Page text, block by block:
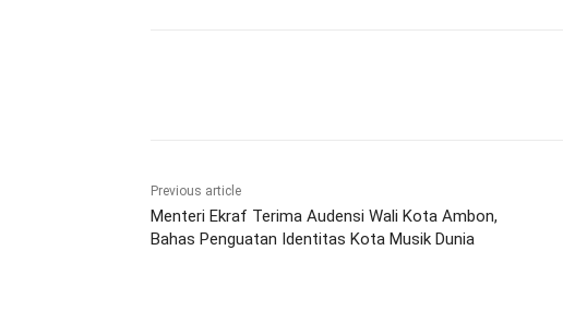
Previous article
Menteri Ekraf Terima Audensi Wali Kota Ambon,
Bahas Penguatan Identitas Kota Musik Dunia